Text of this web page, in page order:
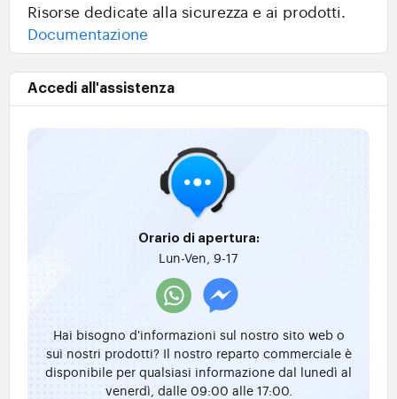
Risorse dedicate alla sicurezza e ai prodotti.
Documentazione
Accedi all'assistenza
Orario di apertura:
Lun-Ven, 9-17
Hai bisogno d'informazioni sul nostro sito web o
sui nostri prodotti? Il nostro reparto commerciale è
disponibile per qualsiasi informazione dal lunedì al
venerdì, dalle 09:00 alle 17:00.